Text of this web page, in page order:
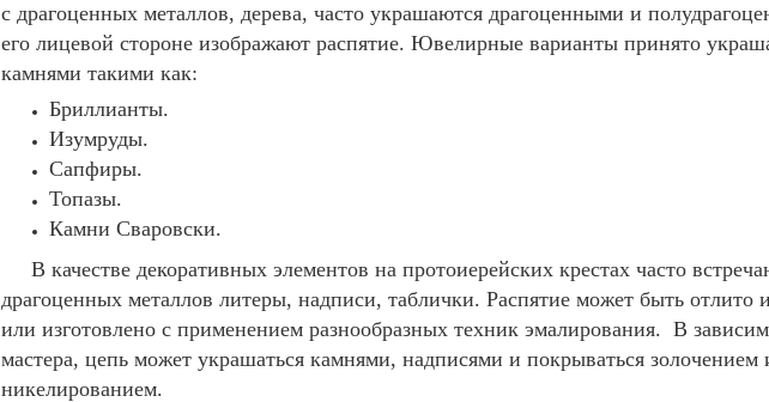
с драгоценных металлов, дерева, часто украшаются драгоценными и
его лицевой стороне изображают распятие. Ювелирные варианты принято
камнями такими как:
Бриллианты.
Изумруды.
Сапфиры.
Топазы.
Камни Сваровски.
В качестве декоративных элементов на протоиерейских крестах часто
драгоценных металлов литеры, надписи, таблички. Распятие может быть отлито
или изготовлено с применением разнообразных техник эмалирования. В
мастера, цепь может украшаться камнями, надписями и покрываться золочением
никелированием.